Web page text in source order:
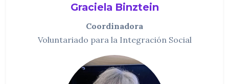
Graciela Binztein
Coordinadora
Voluntariado para la Integración Social